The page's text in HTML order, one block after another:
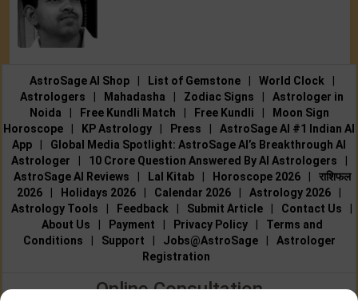
AstroSage AI Shop | List of Gemstone | World Clock
|
Astrologers
| Mahadasha | Zodiac Signs |
Astrologer in
Noida
| Free Kundli Match | Free Kundli |
Moon Sign
Horoscope
| KP Astrology | Press |
AstroSage AI #1 Indian AI
App
|
Global Media Spotlight: AstroSage AI’s Breakthrough AI
Astrologer
| 10 Crore Question Answered By AI Astrologers
|
AstroSage AI Reviews
| Lal Kitab | Horoscope 2026 |
राशिफल
2026
| Holidays 2026 | Calendar 2026 | Astrology 2026
|
Astrology Tools
| Feedback | Submit Article | Contact Us
|
About Us
| Payment | Privacy Policy |
Terms and
Conditions
| Support | Jobs@AstroSage |
Astrologer
Registration
Online Consultation